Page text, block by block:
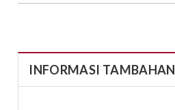
INFORMASI TAMBAHAN